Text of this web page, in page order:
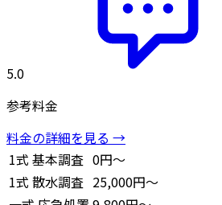
5.0
参考料金
料金の詳細を見る →
1式 基本調査 0円～
1式 散水調査 25,000円～